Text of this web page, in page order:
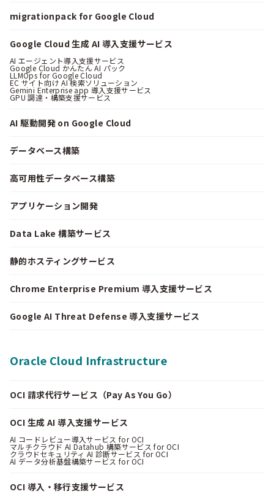
migrationpack for Google Cloud
Google Cloud 生成 AI 導入支援サービス
AI エージェント導入支援サービス
Google Cloud かんたん AI パック
LLMOps for Google Cloud
EC サイト向け AI 検索ソリューション
Gemini Enterprise app 導入支援サービス
GPU 調達・構築支援サービス
AI 駆動開発 on Google Cloud
データベース構築
高可用性データベース構築
アプリケーション開発
Data Lake 構築サービス
静的ホスティングサービス
Chrome Enterprise Premium 導入支援サービス
Google AI Threat Defense 導入支援サービス
Oracle Cloud Infrastructure
OCI 請求代行サービス（Pay As You Go）
OCI 生成 AI 導入支援サービス
AI コードレビュー導入サービス for OCI
マルチクラウド AI Datahub 構築サービス for OCI
クラウドセキュリティ AI 診断サービス for OCI
AI データ分析基盤構築サービス for OCI
OCI 導入・移行支援サービス